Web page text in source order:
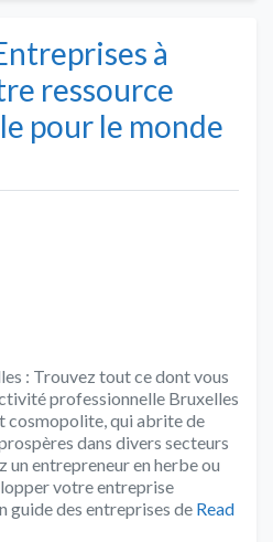
à
ressource
pour le monde
: Trouvez tout ce dont vous
professionnelle Bruxelles
cosmopolite, qui abrite de
dans divers secteurs
un entrepreneur en herbe ou
votre entreprise
guide des entreprises de Read